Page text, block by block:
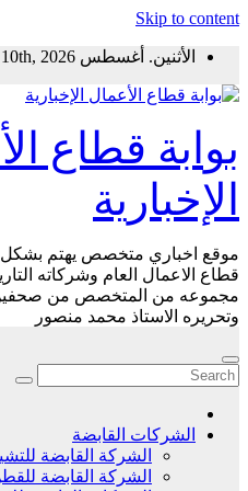
Skip to content
الأثنين. أغسطس 10th, 2026
بوابة قطاع
الإخبارية
موقع اخباري متخصص يهتم
قطاع الاعمال العام وشركاته
مجموعه من المتخصص من صحفين
وتحريره الاستاذ محمد منصور
الشركات القابضة
الشركة القابضة
الشركة القابضة